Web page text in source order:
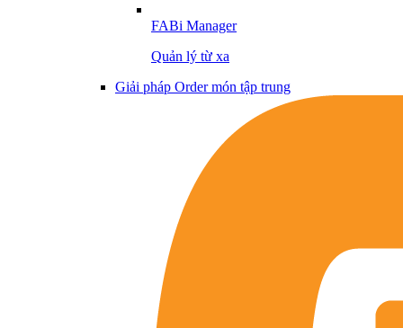
FABi Manager
Quản lý từ xa
Giải pháp Order món tập trung